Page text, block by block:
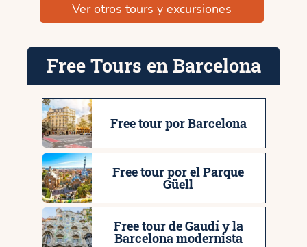
Ver otros tours y excursiones
Free Tours en Barcelona
Free tour por Barcelona
Free tour por el Parque
Güell
Free tour de Gaudí y la
Barcelona modernista